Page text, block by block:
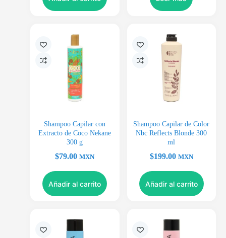
Shampoo Capilar con
Extracto de Coco Nekane
300 g
$79.00 MXN
Añadir al carrito
Shampoo Capilar de Color
Nbc Reflects Blonde 300
ml
$199.00 MXN
Añadir al carrito